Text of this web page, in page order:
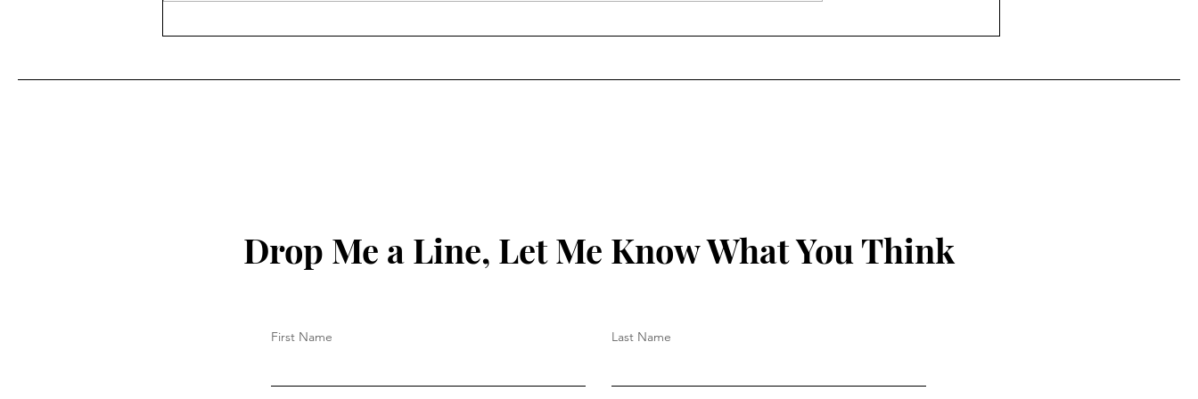
Drop Me a Line, Let Me Know What You Think
First Name Last Name